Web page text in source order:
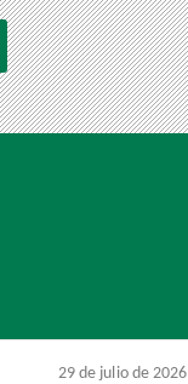
27 de julio de 2026